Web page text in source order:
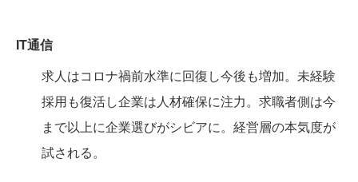
IT通信
求人はコロナ禍前水準に回復し今後も増加。未経験
採用も復活し企業は人材確保に注力。求職者側は今
まで以上に企業選びがシビアに。経営層の本気度が
試される。